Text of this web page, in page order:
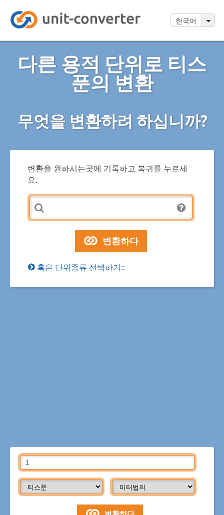
한국어
다른 용적 단위로 티스
푼의 변환
무엇을 변환하려 하십니까?
변환을 원하시는곳에 기록하고 복귀를 누르세
요.
혹은 단위종류 선택하기::